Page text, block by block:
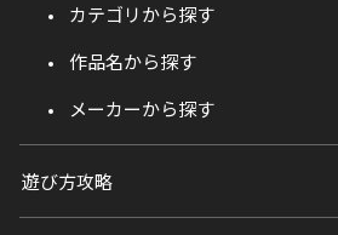
カテゴリから探す
作品名から探す
メーカーから探す
遊び方攻略